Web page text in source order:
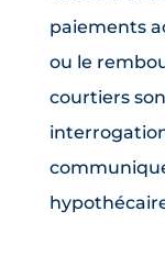
paiements
ou le
courtiers